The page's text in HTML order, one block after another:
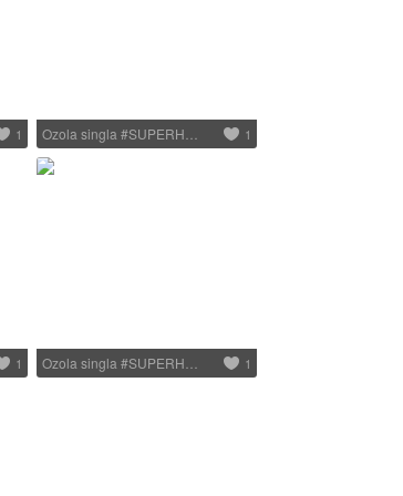
1 Ozola singla #SUPERH… 1
1 Ozola singla #SUPERH… 1